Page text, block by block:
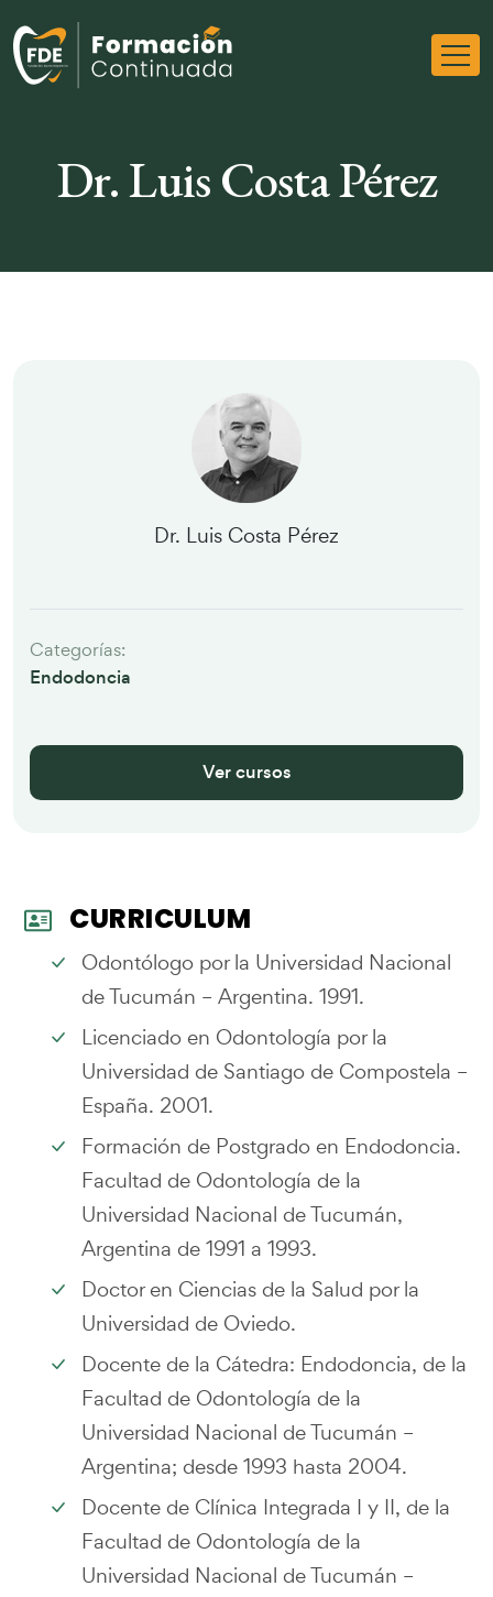
Dr. Luis Costa Pérez
Dr. Luis Costa Pérez
Categorías:
Endodoncia
Ver cursos
CURRICULUM
Odontólogo por la Universidad Nacional
de Tucumán – Argentina. 1991.
Licenciado en Odontología por la
Universidad de Santiago de Compostela –
España. 2001.
Formación de Postgrado en Endodoncia.
Facultad de Odontología de la
Universidad Nacional de Tucumán,
Argentina de 1991 a 1993.
Doctor en Ciencias de la Salud por la
Universidad de Oviedo.
Docente de la Cátedra: Endodoncia, de la
Facultad de Odontología de la
Universidad Nacional de Tucumán –
Argentina; desde 1993 hasta 2004.
Docente de Clínica Integrada I y II, de la
Facultad de Odontología de la
Universidad Nacional de Tucumán –